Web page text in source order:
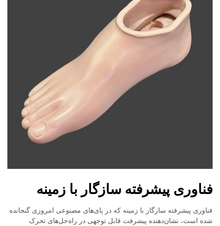
فناوری پیشرفته سازگار با زمینه
فناوری پیشرفته سازگار با زمینه که در پای‌های مصنوعی امروزی گنجانده
شده است، نشان‌دهنده پیشرفت قابل توجهی در راه‌حل‌های تحرک